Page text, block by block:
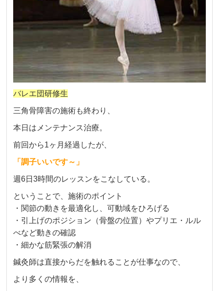
バレエ団研修生
三角骨障害の施術も終わり、
本日はメンテナンス治療。
前回から1ヶ月経過したが、
「調子いいです～」
週6日3時間のレッスンをこなしている。
ということで、施術のポイント
・関節の動きを最適化し、可動域をひろげる
・引上げのポジション（骨盤の位置）やプリエ・ルル
べなど動きの確認
・細かな筋緊張の解消
鍼灸師は直接からだを触れることが仕事なので、
より多くの情報を、